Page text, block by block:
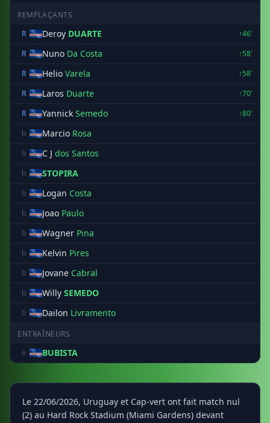
REMPLAÇANTS
R
Deroy DUARTE
↑46'
R
Nuno Da Costa
↑58'
R
Helio Varela
↑58'
R
Laros Duarte
↑70'
R
Yannick Semedo
↑80'
b
Marcio Rosa
b C J dos Santos
b STOPIRA
b Logan Costa
b Joao Paulo
b Wagner Pina
b Kelvin Pires
b Jovane Cabral
b Willy SEMEDO
b Dailon Livramento
ENTRAÎNEURS
e
BUBISTA
Le 22/06/2026, Uruguay et Cap-vert ont fait match nul
(2) au Hard Rock Stadium (Miami Gardens) devant